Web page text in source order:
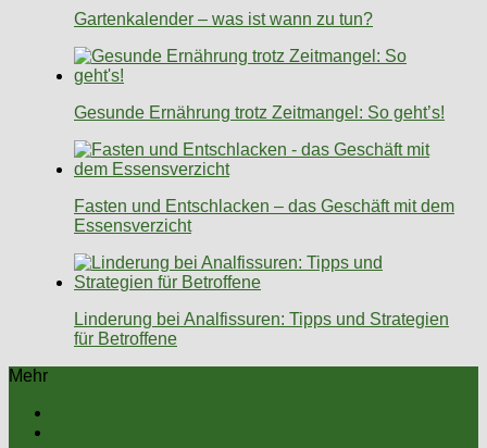
Gartenkalender – was ist wann zu tun?
Gesunde Ernährung trotz Zeitmangel: So geht’s!
Fasten und Entschlacken – das Geschäft mit dem
Essensverzicht
Linderung bei Analfissuren: Tipps und Strategien
für Betroffene
Mehr